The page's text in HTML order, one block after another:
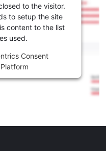
to the visitor.
to setup the site
content to the list
used.
Consent